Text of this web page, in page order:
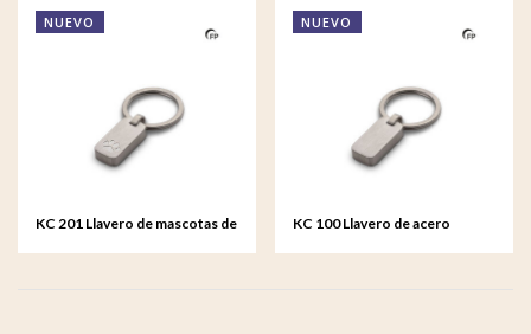
NUEVO
KC 201 Llavero de mascotas de
NUEVO
KC 100 Llavero de acero